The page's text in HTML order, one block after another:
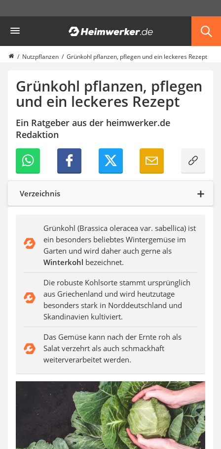
Garten
Akku-Laubsauger
Faltpavillon
Schlauchtrommel
Solar-Lichterkette außen
Teleskopleiter
Pavillon
Sichtschutzstreifen
Akku-Laubbläser
Akku-Vertikutierer
Koifutter
Kassettenmarkise
Bosch-Heckenschere
Stihl-Laubbläser
Auffahrrampe
Nutzpflanzen Grünkohl pflanzen, pflegen und ein leckeres Rezept
Grünkohl pflanzen, pflegen
und ein leckeres Rezept
Ein Ratgeber aus der heimwerker.de
Redaktion
Verzeichnis
Grünkohl (Brassica oleracea var. sabellica) ist
ein besonders beliebtes Wintergemüse im
Garten und wird daher auch gerne als
Winterkohl bezeichnet.
Die robuste Kohlsorte stammt ursprünglich
aus Griechenland und wird heutzutage
besonders stark in Norddeutschland und
Skandinavien kultiviert.
Das Gemüse kann nach der Ernte roh als
Salat verzehrt als auch schmackhaft
weiterverarbeitet werden.